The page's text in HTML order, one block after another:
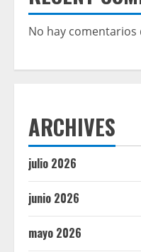
No hay
ARCHIVES
julio 2026
junio 2026
mayo 2026